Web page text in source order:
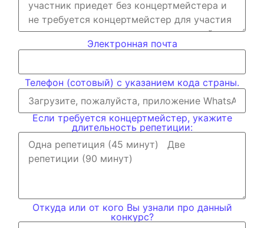
Электронная почта
Телефон (сотовый) с указанием кода страны.
Если требуется концертмейстер, укажите
длительность репетиции:
Откуда или от кого Вы узнали про данный
конкурс?